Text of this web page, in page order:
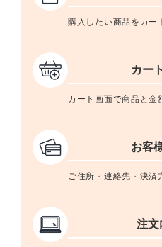
購入したい商品をカー
カー
カート画面で商品と金
お客
ご住所・連絡先・決済
注文